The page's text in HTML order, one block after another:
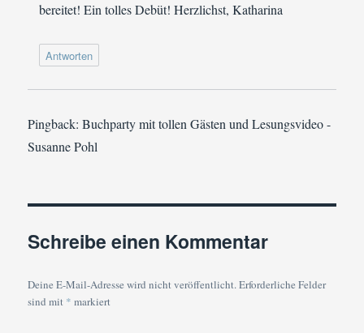
bereitet! Ein tolles Debüt! Herzlichst, Katharina
Antworten
Pingback: Buchparty mit tollen Gästen und Lesungsvideo -
Susanne Pohl
Schreibe einen Kommentar
Deine E-Mail-Adresse wird nicht veröffentlicht.Erforderliche Felder
sind mit * markiert